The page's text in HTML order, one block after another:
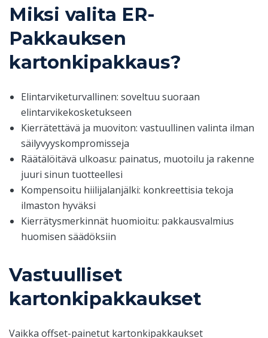
Miksi valita ER-
Pakkauksen
kartonkipakkaus?
Elintarviketurvallinen: soveltuu suoraan
elintarvikekosketukseen
Kierrätettävä ja muoviton: vastuullinen valinta ilman
säilyvyyskompromisseja
Räätälöitävä ulkoasu: painatus, muotoilu ja rakenne
juuri sinun tuotteellesi
Kompensoitu hiilijalanjälki: konkreettisia tekoja
ilmaston hyväksi
Kierrätysmerkinnät huomioitu: pakkausvalmius
huomisen säädöksiin
Vastuulliset
kartonkipakkaukset
Vaikka offset-painetut kartonkipakkaukset